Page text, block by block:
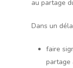
au partage
Dans un
faire
partage